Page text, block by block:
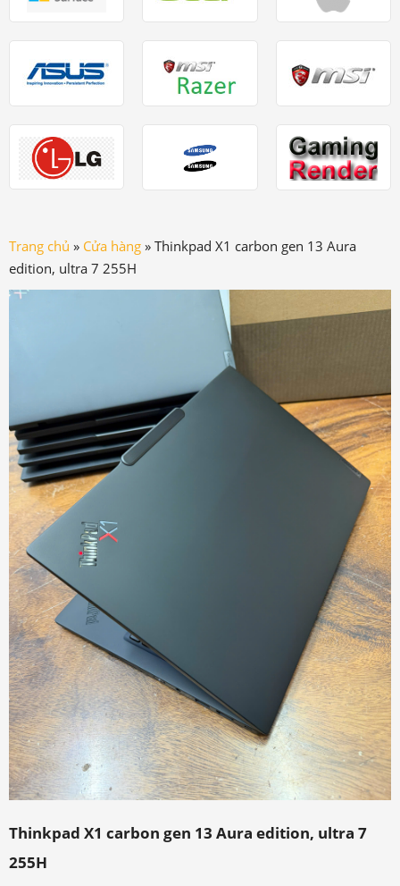
Trang chủ » Cửa hàng » Thinkpad X1 carbon gen 13 Aura
edition, ultra 7 255H
Thinkpad X1 carbon gen 13 Aura edition, ultra 7
255H